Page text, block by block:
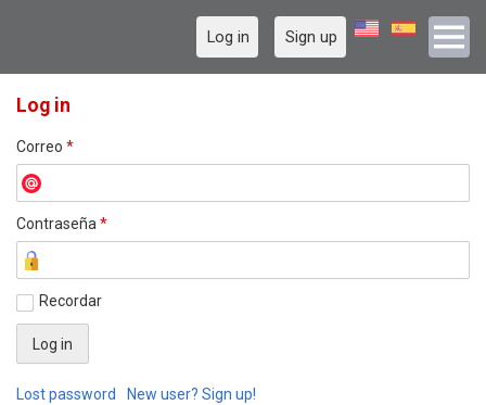
Log in Sign up
Log in
Correo *
Contraseña *
Recordar
Lost password New user? Sign up!